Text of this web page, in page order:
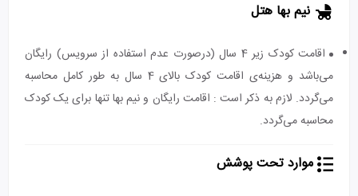
نیم بها هتل
اقامت کودک زیر 4 سال (درصورت عدم استفاده از سرویس) رایگان
می‌باشد و هزینه‌ی اقامت کودک بالای 4 سال به طور کامل محاسبه
می‌گردد. لازم به ذکر است : اقامت رایگان و نیم بها تنها برای یک کودک
محاسبه می‌گردد.
موارد تحت پوشش